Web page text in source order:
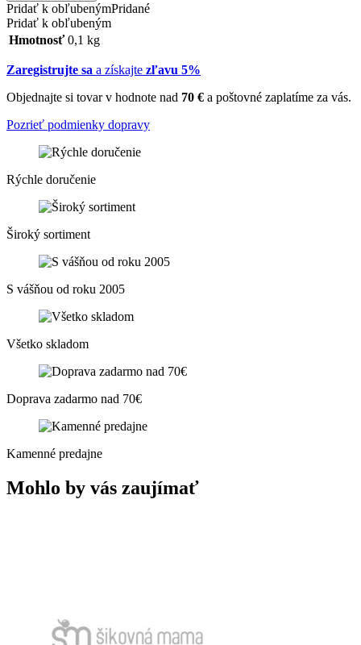
Pridať k obľubenýmPridané
Pridať k obľubeným
Hmotnosť 0,1 kg
Zaregistrujte sa a získajte zľavu 5%
Objednajte si tovar v hodnote nad 70 € a poštovné zaplatíme za vás.
Pozrieť podmienky dopravy
Rýchle doručenie
Široký sortiment
S vášňou od roku 2005
Všetko skladom
Doprava zadarmo nad 70€
Kamenné predajne
Mohlo by vás zaujímať